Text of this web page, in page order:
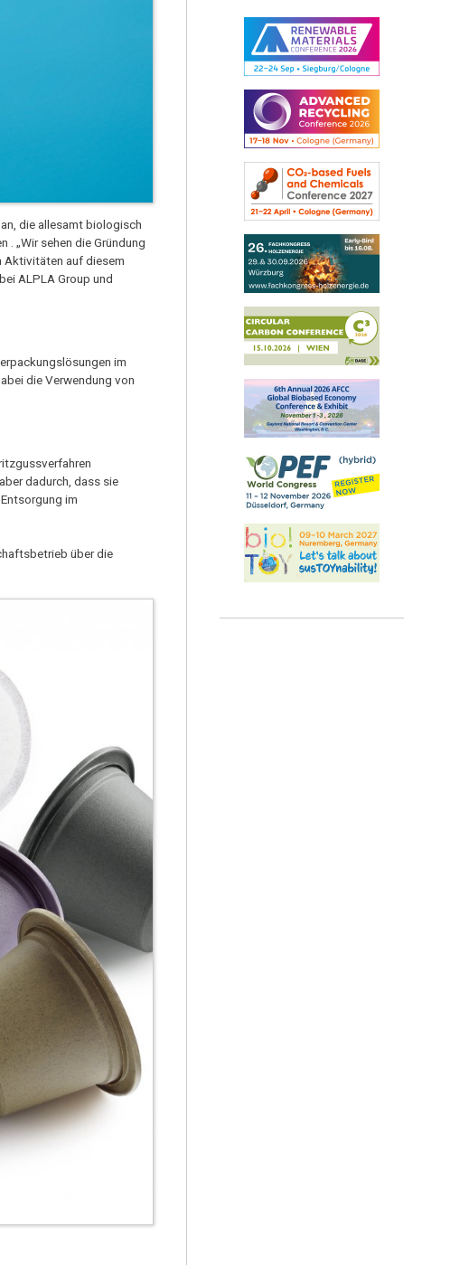
die allesamt biologisch
„Wir sehen die Gründung
Aktivitäten auf diesem
ALPLA Group und
im
die Verwendung von
dadurch, dass sie
im
über die